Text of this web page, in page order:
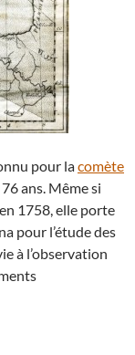
pour lacomète
ans. Même si
1758, elle porte
pour l’étude des
à l’observation
solaire d’Edmond